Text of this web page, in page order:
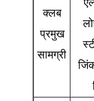
क्लब
प्रमुख
सामग्री